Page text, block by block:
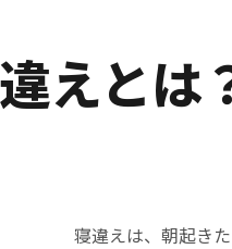
えとは
寝違えは、朝起き